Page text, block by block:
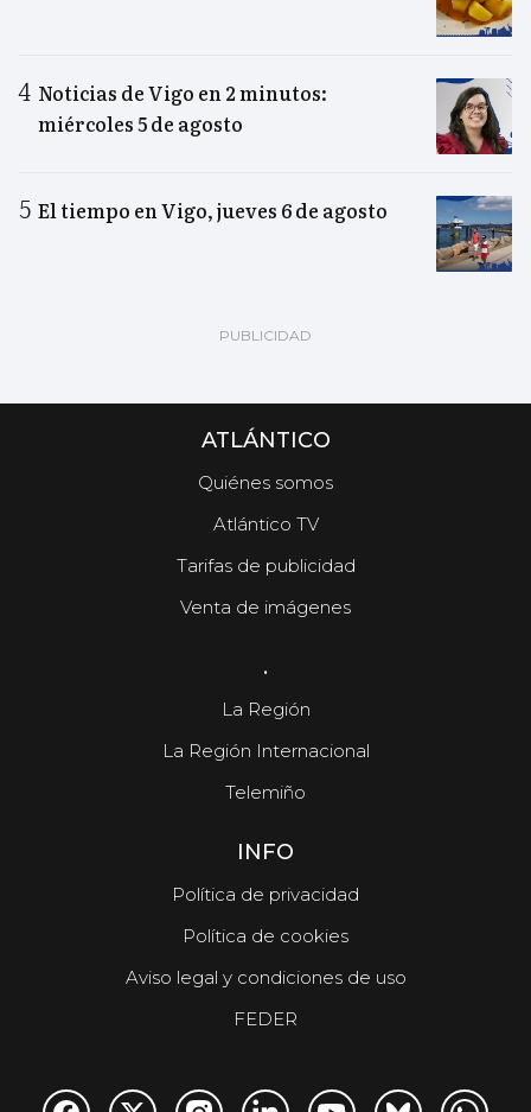
Noticias de Vigo en 2 minutos:
miércoles 5 de agosto
El tiempo en Vigo, jueves 6 de agosto
ATLÁNTICO
Quiénes somos
Atlántico TV
Tarifas de publicidad
Venta de imágenes
.
La Región
La Región Internacional
Telemiño
INFO
Política de privacidad
Política de cookies
Aviso legal y condiciones de uso
FEDER